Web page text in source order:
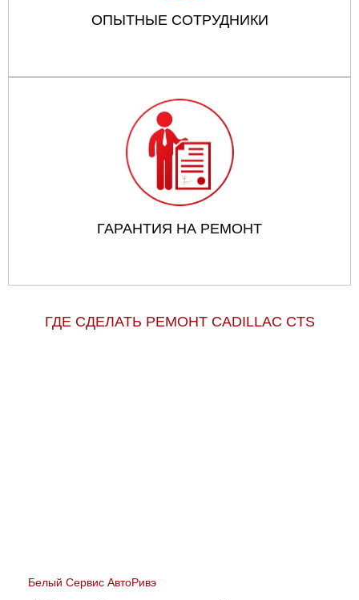
ОПЫТНЫЕ СОТРУДНИКИ
ГАРАНТИЯ НА РЕМОНТ
ГДЕ СДЕЛАТЬ РЕМОНТ CADILLAC CTS
Белый Сервис АвтоРивэ